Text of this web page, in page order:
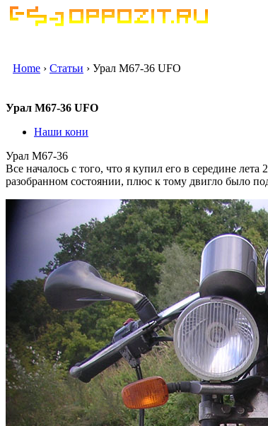
Home › Статьи › Урал М67-36 UFO
Урал М67-36 UFO
Наши кони
Урал М67-36
Все началось с того, что я купил его в середине
разобранном состоянии, плюс к тому двигло